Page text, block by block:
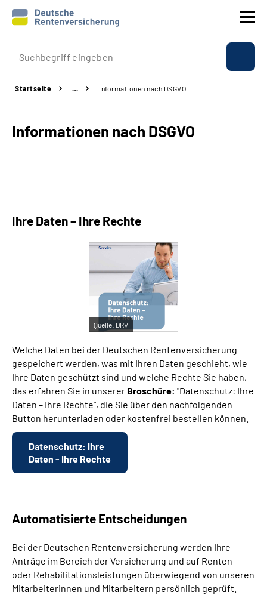
Prävention
Rente
Inhalte in Gebärdensprache (DGS)
Leichte Sprache
Mein Kundenportal
Startseite … Informationen nach DSGVO
Informationen nach DSGVO
Ihre Daten – Ihre Rechte
Quelle: DRV
Welche Daten bei der Deutschen Rentenversicherung
gespeichert werden, was mit Ihren Daten geschieht, wie
Ihre Daten geschützt sind und welche Rechte Sie haben,
das erfahren Sie in unserer Broschüre: "Datenschutz: Ihre
Daten – Ihre Rechte", die Sie über den nachfolgenden
Button herunterladen oder kostenfrei bestellen können.
Datenschutz: Ihre
Daten - Ihre Rechte
Automatisierte Entscheidungen
Bei der Deutschen Rentenversicherung werden Ihre
Anträge im Bereich der Versicherung und auf Renten-
oder Rehabilitationsleistungen überwiegend von unseren
Mitarbeiterinnen und Mitarbeitern persönlich geprüft.